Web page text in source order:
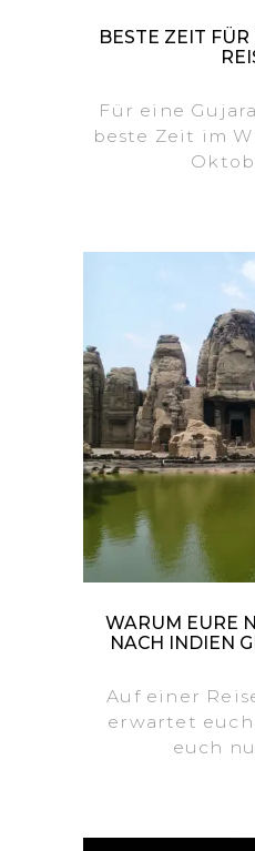
BESTE ZEIT
Für eine
beste Zeit im
WARUM EURE
NACH INDIEN
Auf einer
erwartet euch
euch